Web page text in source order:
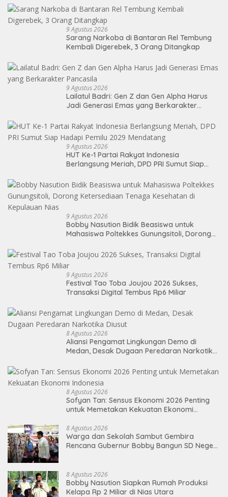
9 Agustus 2026
Sarang Narkoba di Bantaran Rel Tembung
Kembali Digerebek, 3 Orang Ditangkap
9 Agustus 2026
Lailatul Badri: Gen Z dan Gen Alpha Harus
Jadi Generasi Emas yang Berkarakter
9 Agustus 2026
HUT Ke-1 Partai Rakyat Indonesia
Berlangsung Meriah, DPD PRI Sumut Siap
9 Agustus 2026
Bobby Nasution Bidik Beasiswa untuk
Mahasiswa Poltekkes Gunungsitoli, Dorong
Kepulauan Nias
9 Agustus 2026
Festival Tao Toba Joujou 2026 Sukses,
Transaksi Digital Tembus Rp6 Miliar
8 Agustus 2026
Aliansi Pengamat Lingkungan Demo di
Medan, Desak Dugaan Peredaran Narkotika
8 Agustus 2026
Sofyan Tan: Sensus Ekonomi 2026 Penting
untuk Memetakan Kekuatan Ekonomi
8 Agustus 2026
Warga dan Sekolah Sambut Gembira
Rencana Gubernur Bobby Bangun SD Negeri
8 Agustus 2026
Bobby Nasution Siapkan Rumah Produksi
Kelapa Rp 2 Miliar di Nias Utara